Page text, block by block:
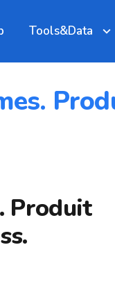
Tools&Data
Produit